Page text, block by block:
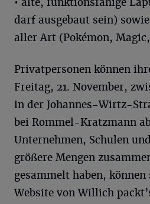
darf ausgebaut sein)
aller Art (Pokémon,
Privatpersonen können
Freitag, 21. November,
in der Johannes-Wirtz-
bei Rommel-Kratzmann
Unternehmen, Schulen
größere Mengen
gesammelt haben,
Website von Willich